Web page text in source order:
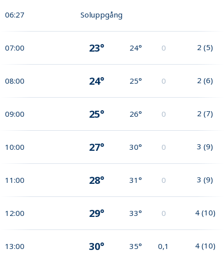
06:27 Soluppgång
07:00 23° 24° 0 2 (5)
08:00 24° 25° 0 2 (6)
09:00 25° 26° 0 2 (7)
10:00 27° 30° 0 3 (9)
11:00 28° 31° 0 3 (9)
12:00 29° 33° 0 4 (10)
13:00 30° 35° 0,1 4 (10)